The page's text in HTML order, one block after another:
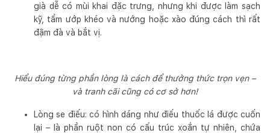
già dễ có mùi khai đặc trưng, nhưng khi được làm sạch
kỹ, tẩm ướp khéo và nướng hoặc xào đúng cách thì rất
đậm đà và bắt vị.
Hiểu đúng từng phần lòng là cách để thưởng thức trọn vẹn –
và tranh cãi cũng có cơ sở hơn!
Lòng se điếu: có hình dáng như điếu thuốc lá được cuốn
lại – là phần ruột non có cấu trúc xoắn tự nhiên, chứa